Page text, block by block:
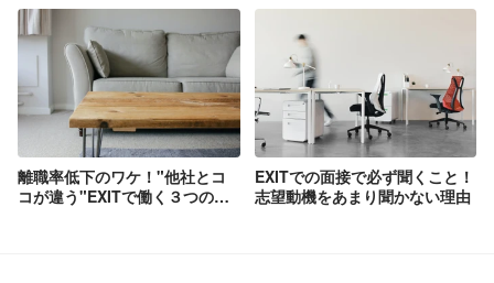
の強い企業」
離職率低下のワケ！"他社とコ
コが違う"EXITで働く３つのメ
EXITでの面接で必ず聞くこと！
志望動機をあまり聞かない理由